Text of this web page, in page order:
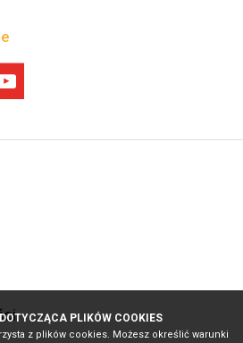
PLIKÓW COOKIES
z plików cookies. Możesz określić warunki